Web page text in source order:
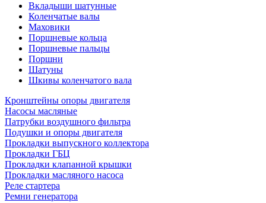
Вкладыши шатунные
Коленчатые валы
Маховики
Поршневые кольца
Поршневые пальцы
Поршни
Шатуны
Шкивы коленчатого вала
Кронштейны опоры двигателя
Насосы масляные
Патрубки воздушного фильтра
Подушки и опоры двигателя
Прокладки выпускного коллектора
Прокладки ГБЦ
Прокладки клапанной крышки
Прокладки масляного насоса
Реле стартера
Ремни генератора